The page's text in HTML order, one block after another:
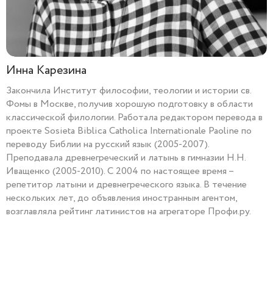
Инна Карезина
Закончила Институт философии, теологии и истории св.
Фомы в Москве, получив хорошую подготовку в области
классической филологии. Работала редактором перевода в
проекте Sosieta Biblica Catholica Internationale Paoline по
переводу Библии на русский язык (2005-2007).
Преподавала древнегреческий и латынь в гимназии Н.Н.
Иващенко (2005-2010). С 2004 по настоящее время –
репетитор латыни и древнегреческого языка. В течение
нескольких лет, до объявления иностранным агентом,
возглавляла рейтинг латинистов на агрегаторе Профи.ру.